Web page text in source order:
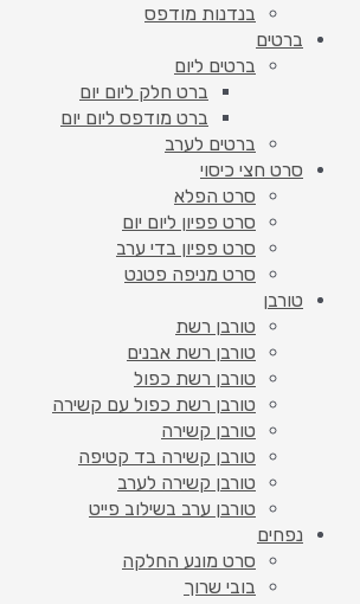
בנדנות מודפס
ברטים
ברטים ליום
ברט חלק ליום יום
ברט מודפס ליום יום
ברטים לערב
סרט חצי כיסוי
סרט הפלא
סרט פפיון ליום יום
סרט פפיון בדי ערב
סרט מניפה פטנט
טורבן
טורבן רשת
טורבן רשת אבנים
טורבן רשת כפול
טורבן רשת כפול עם קשירה
טורבן קשירה
טורבן קשירה בד קטיפה
טורבן קשירה לערב
טורבן ערב בשילוב פייט
נפחים
סרט מונע החלקה
בובי שרוך